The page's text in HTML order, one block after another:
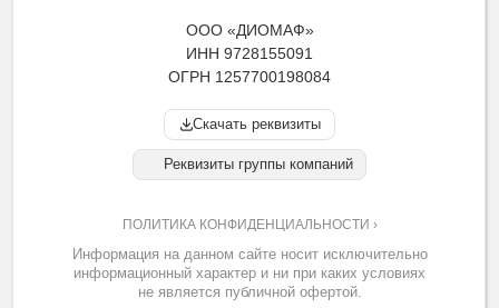
ООО «ДИОМАФ»
ИНН 9728155091
ОГРН 1257700198084
Скачать реквизиты
Реквизиты группы компаний
ПОЛИТИКА КОНФИДЕНЦИАЛЬНОСТИ ›
Информация на данном сайте носит исключительно
информационный характер и ни при каких условиях
не является публичной офертой.